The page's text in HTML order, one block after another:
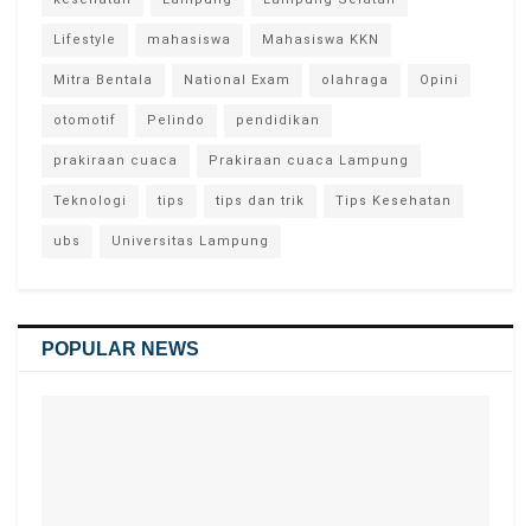
Lifestyle mahasiswa Mahasiswa KKN
Mitra Bentala National Exam olahraga Opini
otomotif Pelindo pendidikan
prakiraan cuaca Prakiraan cuaca Lampung
Teknologi tips tips dan trik Tips Kesehatan
ubs Universitas Lampung
POPULAR NEWS